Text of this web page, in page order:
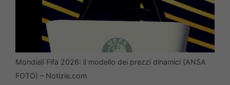
Mondiali Fifa 2026: il modello dei prezzi dinamici (ANSA
FOTO) – Notizie.com